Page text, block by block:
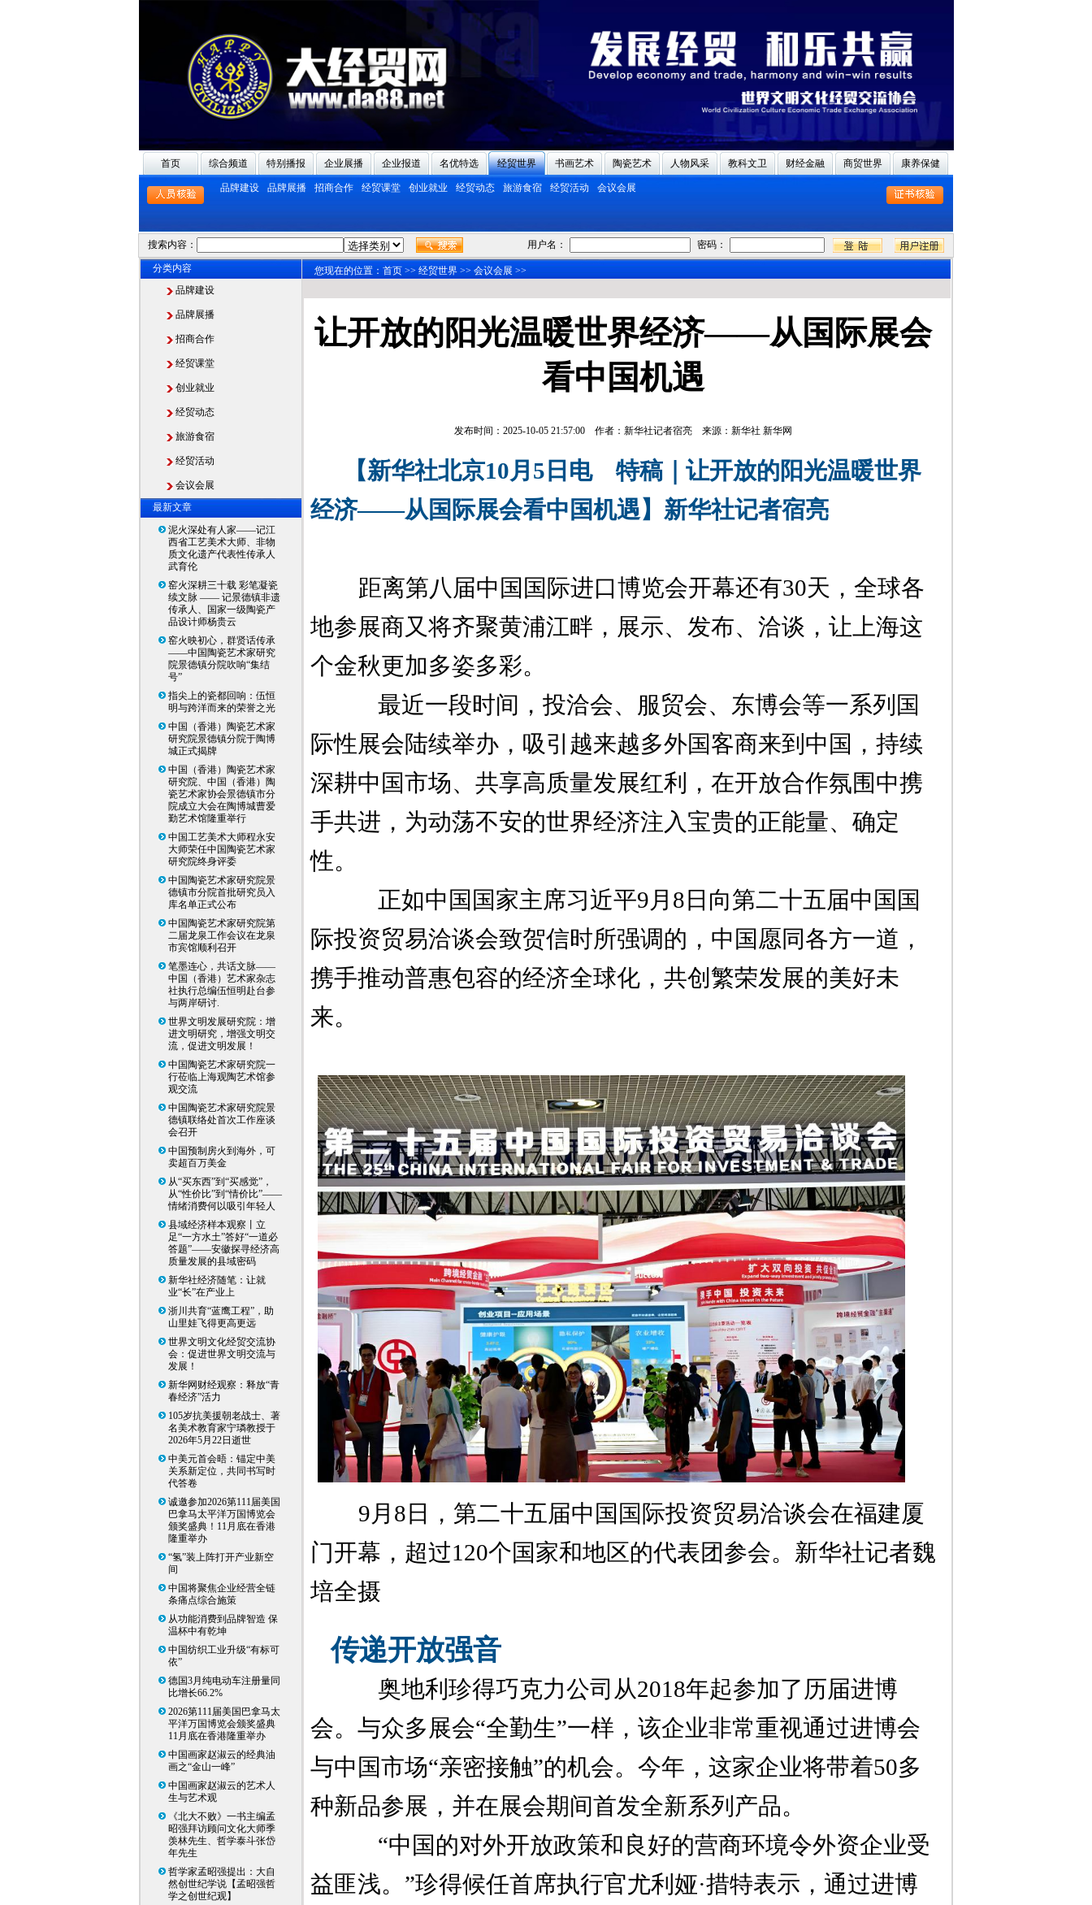
首页 综合频道 特别播报 企业展播 企业报道 名优特选 经贸世界 书画艺术 陶瓷艺术 人物风采 教科文卫 财经金融 商贸世界 康养保健
品牌建设 品牌展播 招商合作 经贸课堂 创业就业 经贸动态 旅游食宿 经贸活动 会议会展
搜索内容： 用户名： 密码：
分类内容
品牌建设
品牌展播
招商合作
经贸课堂
创业就业
经贸动态
旅游食宿
经贸活动
会议会展
最新文章
泥火深处有人家——记江
西省工艺美术大师、非物
质文化遗产代表性传承人
武育伦
窑火深耕三十载 彩笔凝瓷
续文脉 —— 记景德镇非遗
传承人、国家一级陶瓷产
品设计师杨贵云
窑火映初心，群贤话传承
——中国陶瓷艺术家研究
院景德镇分院吹响“集结
号”
指尖上的瓷都回响：伍恒
明与跨洋而来的荣誉之光
中国（香港）陶瓷艺术家
研究院景德镇分院于陶博
城正式揭牌
中国（香港）陶瓷艺术家
研究院、中国（香港）陶
瓷艺术家协会景德镇市分
院成立大会在陶博城曹爱
勤艺术馆隆重举行
中国工艺美术大师程永安
大师荣任中国陶瓷艺术家
研究院终身评委
中国陶瓷艺术家研究院景
德镇市分院首批研究员入
库名单正式公布
中国陶瓷艺术家研究院第
二届龙泉工作会议在龙泉
市宾馆顺利召开
笔墨连心，共话文脉——
中国（香港）艺术家杂志
社执行总编伍恒明赴台参
与两岸研讨.
世界文明发展研究院：增
进文明研究，增强文明交
流，促进文明发展！
中国陶瓷艺术家研究院一
行莅临上海观陶艺术馆参
观交流
中国陶瓷艺术家研究院景
德镇联络处首次工作座谈
会召开
中国预制房火到海外，可
卖超百万美金
从“买东西”到“买感觉”，
从“性价比”到“情价比”——
情绪消费何以吸引年轻人
县域经济样本观察丨立
足“一方水土”答好“一道必
答题”——安徽探寻经济高
质量发展的县域密码
新华社经济随笔：让就
业“长”在产业上
浙川共育“蓝鹰工程”，助
山里娃飞得更高更远
世界文明文化经贸交流协
会：促进世界文明交流与
发展！
新华网财经观察：释放“青
春经济”活力
105岁抗美援朝老战士、著
名美术教育家宁璘教授于
2026年5月22日逝世
中美元首会晤：锚定中美
关系新定位，共同书写时
代答卷
诚邀参加2026第111届美国
巴拿马太平洋万国博览会
颁奖盛典！11月底在香港
隆重举办
“氢”装上阵打开产业新空
间
中国将聚焦企业经营全链
条痛点综合施策
从功能消费到品牌智造 保
温杯中有乾坤
中国纺织工业升级“有标可
依”
德国3月纯电动车注册量同
比增长66.2%
2026第111届美国巴拿马太
平洋万国博览会颁奖盛典
11月底在香港隆重举办
中国画家赵淑云的经典油
画之“金山一峰”
中国画家赵淑云的艺术人
生与艺术观
《北大不败》一书主编孟
昭强拜访顾问文化大师季
羡林先生、哲学泰斗张岱
年先生
哲学家孟昭强提出：大自
然创世纪学说【孟昭强哲
学之创世纪观】
您现在的位置： 首页 >> 经贸世界 >> 会议会展 >>
让开放的阳光温暖世界经济——从国际展会
看中国机遇
发布时间：2025-10-05 21:57:00 作者：新华社记者宿亮 来源：新华社 新华网
【新华社北京10月 5 日电 特稿｜让开放的阳光温暖世界
经济——从国际展会看中国机遇】新华社记者宿亮
距离第八届中国国际进口博览会开幕还有30天，全球各
地参展商又将齐聚黄浦江畔，展示、发布、洽谈，让上海这
个金秋更加多姿多彩。
最近一段时间，投洽会、服贸会、东博会等一系列国
际性展会陆续举办，吸引越来越多外国客商来到中国，持续
深耕中国市场、共享高质量发展红利，在开放合作氛围中携
手共进，为动荡不安的世界经济注入宝贵的正能量、确定
性。
正如中国国家主席习近平9月 8 日向第二十五届中国国
际投资贸易洽谈会致贺信时所强调的，中国愿同各方一道，
携手推动普惠包容的经济全球化，共创繁荣发展的美好未
来。
9月 8 日，第二十五届中国国际投资贸易洽谈会在福建厦
门开幕，超过120个国家和地区的代表团参会。新华社记者魏
培全摄
传递开放强音
奥地利珍得巧克力公司从2018年起参加了历届进博
会。与众多展会“全勤生”一样，该企业非常重视通过进博会
与中国市场“亲密接触”的机会。今年，这家企业将带着50多
种新品参展，并在展会期间首发全新系列产品。
“中国的对外开放政策和良好的营商环境令外资企业受
益匪浅。 ”珍得候任首席执行官尤利娅·措特表示，通过进博